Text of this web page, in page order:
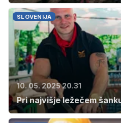
SLOVENIJA
10. 05. 2025 20.31
Pri najvišje ležečem